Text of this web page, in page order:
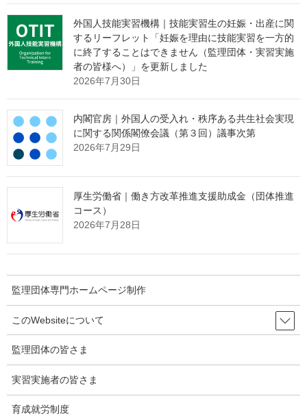
外国人技能実習機構｜技能実習生の妊娠・出産に関
するリーフレット「妊娠を理由に技能実習を一方的
に終了することはできません（監理団体・実習実施
者の皆様へ）」を更新しました
2026年7月30日
内閣官房｜外国人の受入れ・秩序ある共生社会実現
に関する関係閣僚会議（第３回）議事次第
2026年7月29日
厚生労働省｜働き方改革推進支援助成金（団体推進
コース）
2026年7月28日
監理団体専門ホームページ制作
このWebsiteについて
監理団体の皆さま
実習実施者の皆さま
育成就労制度